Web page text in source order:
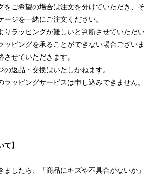
をご希望の場合は注文を分けていただき、そ
ジを一緒にご注文ください。
りラッピングが難しいと判断させていただい
ッピングを承ることができない場合ございま
せていただきます。
返品・交換はいたしかねます。
ラッピングサービスは申し込みできません。
】
したら、「商品にキズや不具合がないか」